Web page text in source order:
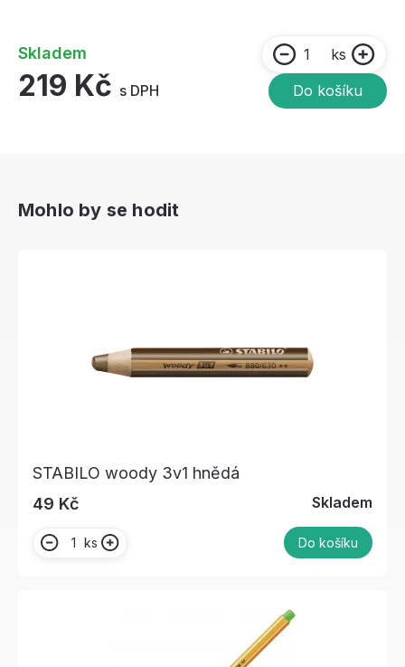
Skladem
219 Kč s DPH
ks
Do košíku
Mohlo by se hodit
STABILO woody 3v1 hnědá
49 Kč
Skladem
ks Do košíku